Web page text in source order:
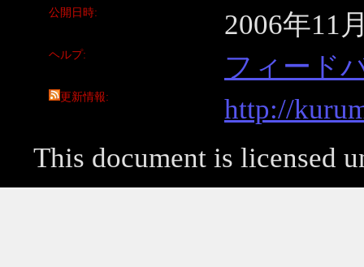
公開日時 2006年11
ヘルプ フィード
更新情報
http://
This document is licensed